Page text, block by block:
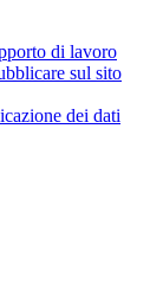
di lavoro
sul sito
dei dati